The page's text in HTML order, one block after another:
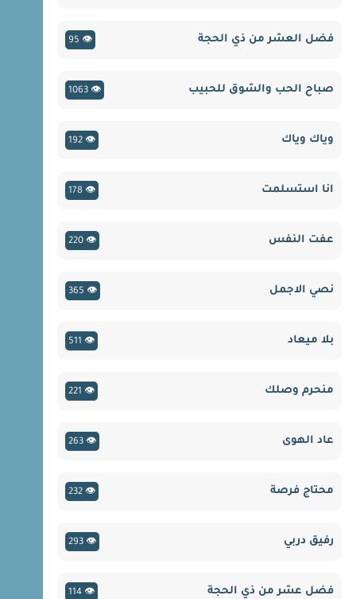
فضل العشر من ذي الحجة 👁 95
صباح الحب والشوق للحبيب 👁 1063
وياك وياك 👁 192
انا استسلمت 👁 178
عفت النفس 👁 220
نصي الاجمل 👁 365
بلا ميعاد 👁 511
منحرم وصلك 👁 221
عاد الهوى 👁 263
محتاج فرصة 👁 232
رفيق دربي 👁 293
فضل عشر من ذي الحجة 👁 114